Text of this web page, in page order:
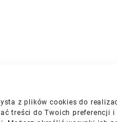
z plików cookies do
treści do Twoich preferencji